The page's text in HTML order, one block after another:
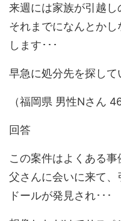
来週には家族が引越し
それまでになんとか
します･･･
早急に処分先を探して
（福岡県 男性Nさん 46
回答
この案件はよくある
父さんに会いに来て
ドールが発見され･･･